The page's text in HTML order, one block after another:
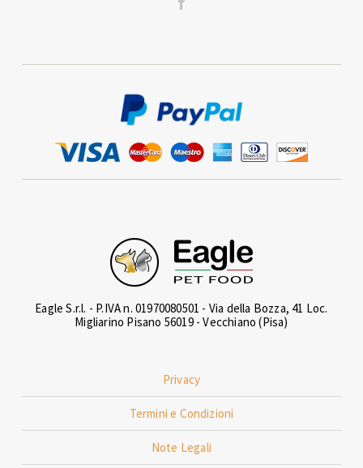
Eagle S.r.l. - P.IVA n. 01970080501 - Via della Bozza, 41 Loc.
Migliarino Pisano 56019 - Vecchiano (Pisa)
Privacy
Termini e Condizioni
Note Legali